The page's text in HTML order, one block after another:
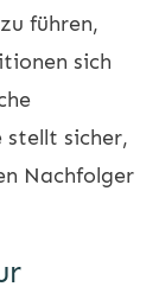
führen,
sich
stellt sicher,
Nachfolger